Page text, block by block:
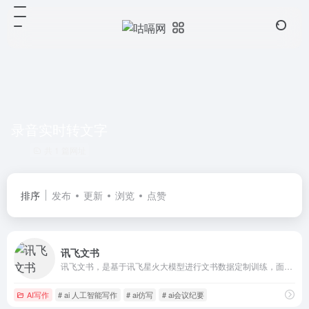
排序 发布 更新 浏览 点赞
讯飞文书
AI写作 # ai 人工智能写作 # ai仿写 # ai会议纪要